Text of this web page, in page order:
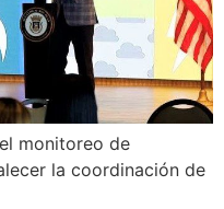
monitoreo de
la coordinación de